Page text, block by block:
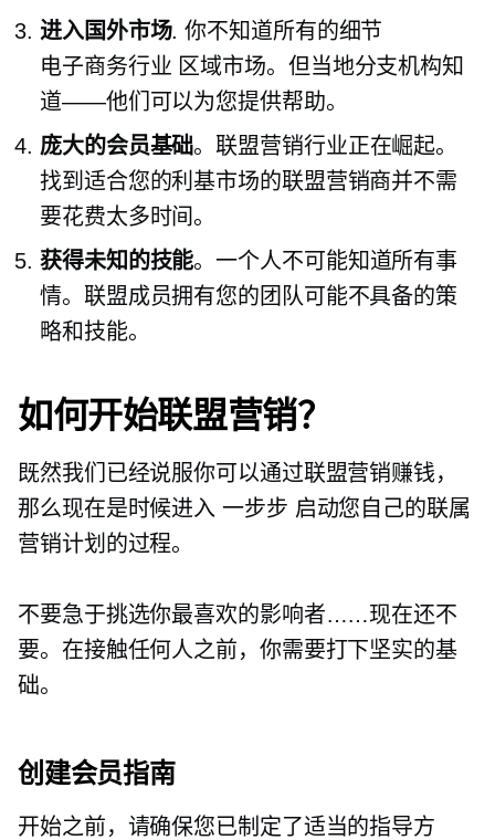
进入国外市场. 你不知道所有的细节
电子商务行业 区域市场。但当地分支机构知
道——他们可以为您提供帮助。
庞大的会员基础。联盟营销行业正在崛起。
找到适合您的利基市场的联盟营销商并不需
要花费太多时间。
获得未知的技能。一个人不可能知道所有事
情。联盟成员拥有您的团队可能不具备的策
略和技能。
如何开始联盟营销？
既然我们已经说服你可以通过联盟营销赚钱，
那么现在是时候进入 一步步 启动您自己的联属
营销计划的过程。
不要急于挑选你最喜欢的影响者……现在还不
要。在接触任何人之前，你需要打下坚实的基
础。
创建会员指南
开始之前，请确保您已制定了适当的指导方